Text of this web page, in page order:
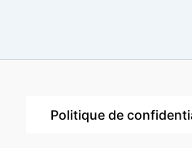
Politique de